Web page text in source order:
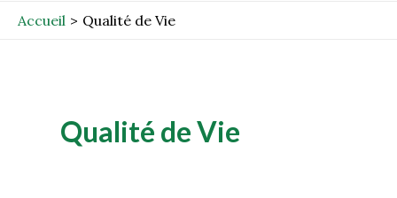
Accueil Qualité de Vie
Qualité de Vie